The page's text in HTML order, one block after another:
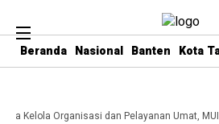
Beranda Nasional Banten Kota
Kelola Organisasi dan Pelayanan Umat,